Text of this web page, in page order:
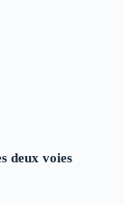
deux voies